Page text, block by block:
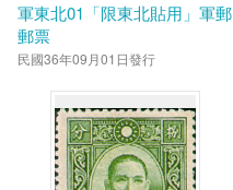
軍東北01「限東北貼用」軍郵
郵票
民國36年09月01日發行